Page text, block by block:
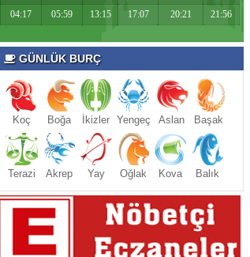
04:17 05:59 13:15 17:07 20:21 21:56
GÜNLÜK BURÇ
Koç Boğa İkizler Yengeç Aslan Başak
Terazi Akrep Yay Oğlak Kova Balık